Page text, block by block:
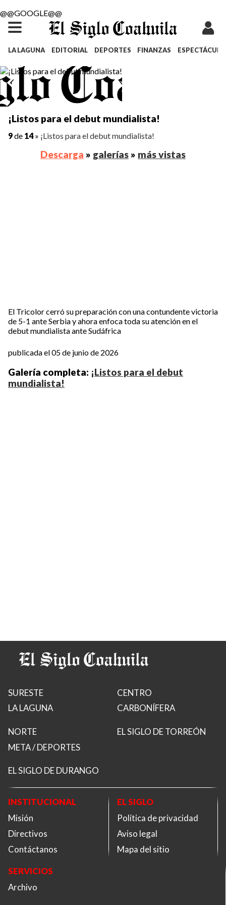
@@GOOGLE@@
LA LAGUNA EDITORIAL DEPORTES FINANZAS
¡Listos para el debut mundialista!
9de 14» ¡Listos para el debut mundialista!
Descarga » galerías » más vistas
El Tricolor cerró su preparación con una contundente victoria
de 5-1 ante Serbia y ahora enfoca toda su atención en el
debut mundialista ante Sudáfrica
publicada el 05 de junio de 2026
Galería completa: ¡Listos para el debut
mundialista!
SURESTE
LA LAGUNA
CENTRO
CARBONÍFERA
NORTE
META / DEPORTES
EL SIGLO DE TORREÓN
EL SIGLO DE DURANGO
INSTITUCIONAL
Misión
Directivos
Contáctanos
EL SIGLO
Política de privacidad
Aviso legal
Mapa del sitio
SERVICIOS
Archivo